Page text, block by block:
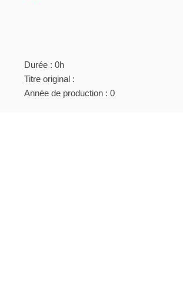
Durée : 0h
Titre original :
Année de production : 0